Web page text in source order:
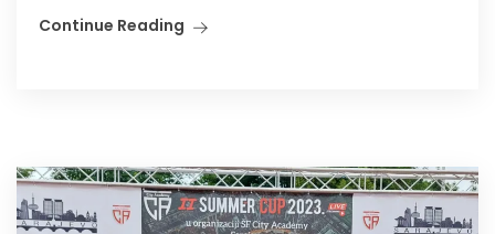
Continue Reading